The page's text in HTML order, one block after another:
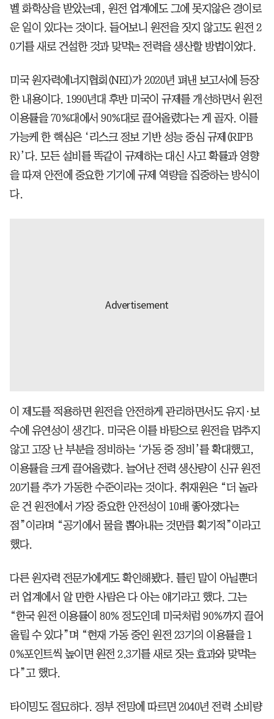
벨 화학상을 받았는데, 원전 업계에도 그에 못지않은 경이로
운 일이 있다는 것이다. 들어보니 원전을 짓지 않고도 원전 2
0기를 새로 건설한 것과 맞먹는 전력을 생산할 방법이었다.
미국 원자력에너지협회(NEI)가 2020년 펴낸 보고서에 등장
한 내용이다. 1990년대 후반 미국이 규제를 개선하면서 원전
이용률을 70%대에서 90%대로 끌어올렸다는 게 골자. 이를
가능케 한 핵심은 ‘리스크 정보 기반 성능 중심 규제(RIPB
R)’다. 모든 설비를 똑같이 규제하는 대신 사고 확률과 영향
을 따져 안전에 중요한 기기에 규제 역량을 집중하는 방식이
다.
이 제도를 적용하면 원전을 안전하게 관리하면서도 유지·보
수에 유연성이 생긴다. 미국은 이를 바탕으로 원전을 멈추지
않고 고장 난 부분을 정비하는 ‘가동 중 정비’를 확대했고,
이용률을 크게 끌어올렸다. 늘어난 전력 생산량이 신규 원전
20기를 추가 가동한 수준이라는 것이다. 취재원은 “더 놀라
운 건 원전에서 가장 중요한 안전성이 10배 좋아졌다는
점”이라며 “공기에서 물을 뽑아내는 것만큼 획기적”이라고
했다.
다른 원자력 전문가에게도 확인해봤다. 틀린 말이 아닐뿐더
러 업계에서 알 만한 사람은 다 아는 얘기라고 했다. 그는
“한국 원전 이용률이 80% 정도인데 미국처럼 90%까지 끌어
올릴 수 있다”며 “현재 가동 중인 원전 23기의 이용률을 1
0%포인트씩 높이면 원전 2.3기를 새로 짓는 효과와 맞먹는
다”고 했다.
타이밍도 절묘하다. 정부 전망에 따르면 2040년 전력 소비량